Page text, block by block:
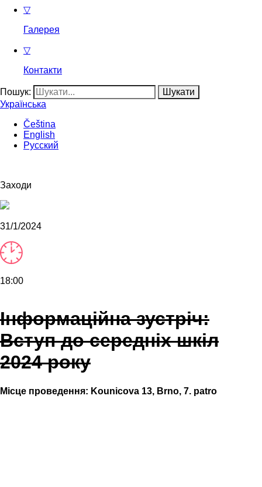
▽
Галерея
▽
Контакти
Пошук:
Українська
Čeština
English
Русский
Заходи
31/1/2024
18:00
Інформаційна зустріч:
Вступ до середніх шкіл
2024 року
Місце проведення: Kounicova 13, Brno, 7. patro